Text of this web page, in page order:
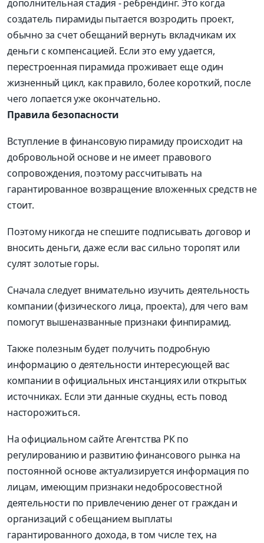
дополнительная стадия - ребрендинг. Это когда
создатель пирамиды пытается возродить проект,
обычно за счет обещаний вернуть вкладчикам их
деньги с компенсацией. Если это ему удается,
перестроенная пирамида проживает еще один
жизненный цикл, как правило, более короткий, после
чего лопается уже окончательно.
Правила безопасности
Вступление в финансовую пирамиду происходит на
добровольной основе и не имеет правового
сопровождения, поэтому рассчитывать на
гарантированное возвращение вложенных средств не
стоит.
Поэтому никогда не спешите подписывать договор и
вносить деньги, даже если вас сильно торопят или
сулят золотые горы.
Сначала следует внимательно изучить деятельность
компании (физического лица, проекта), для чего вам
помогут вышеназванные признаки финпирамид.
Также полезным будет получить подробную
информацию о деятельности интересующей вас
компании в официальных инстанциях или открытых
источниках. Если эти данные скудны, есть повод
насторожиться.
На официальном сайте Агентства РК по
регулированию и развитию финансового рынка на
постоянной основе актуализируется информация по
лицам, имеющим признаки недобросовестной
деятельности по привлечению денег от граждан и
организаций с обещанием выплаты
гарантированного дохода, в том числе тех, на